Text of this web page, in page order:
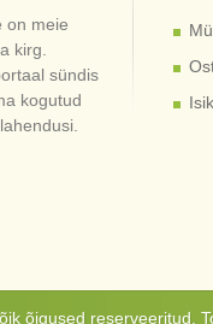
on meie
kirg.
sündis
kogutud
õigused reserveeritud.